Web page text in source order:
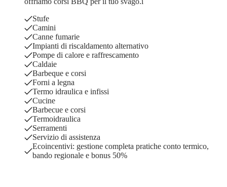
Stufe
Camini
Canne fumarie
Impianti di riscaldamento alternativo
Pompe di calore e raffrescamento
Caldaie
Barbeque e corsi
Forni a legna
Termo idraulica e infissi
Cucine
Barbecue e corsi
Termoidraulica
Serramenti
Servizio di assistenza
Ecoincentivi: gestione completa pratiche conto termico,
bando regionale e bonus 50%